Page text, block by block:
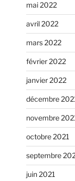
mai 2022
avril 2022
mars 2022
février 2022
janvier 2022
décembre
novembre
octobre 2021
septembre
juin 2021